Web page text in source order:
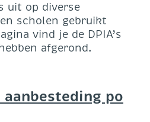
uit op diverse
scholen gebruikt
vind je de DPIA’s
afgerond.
po